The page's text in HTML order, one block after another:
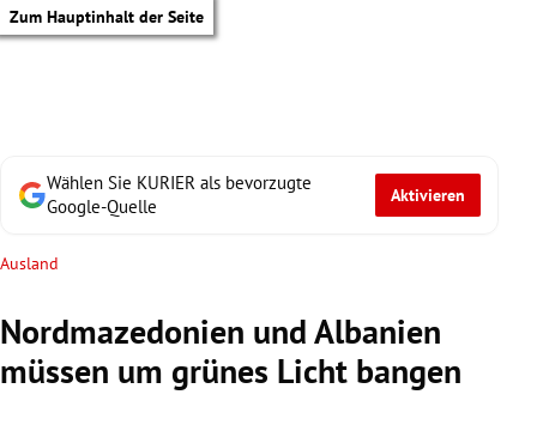
Zum Hauptinhalt der Seite
Wählen Sie KURIER als bevorzugte
Google-Quelle
Aktivieren
Ausland
Nordmazedonien und Albanien
müssen um grünes Licht bangen